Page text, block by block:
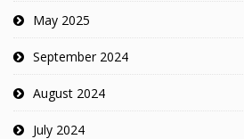
May 2025
September 2024
August 2024
July 2024